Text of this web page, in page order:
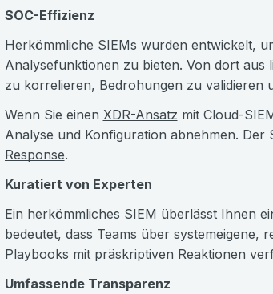
SOC-Effizienz
Herkömmliche SIEMs wurden entwickelt,
Analysefunktionen zu bieten. Von dort aus
zu korrelieren, Bedrohungen zu validieren
Wenn Sie einen XDR-Ansatz mit Cloud-
Analyse und Konfiguration abnehmen.
Response.
Kuratiert von Experten
Ein herkömmliches SIEM überlässt Ihnen
bedeutet, dass Teams über systemeigene,
Playbooks mit präskriptiven Reaktionen
Umfassende Transparenz